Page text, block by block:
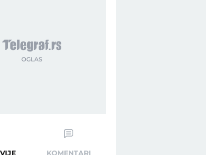
KOMENTARI